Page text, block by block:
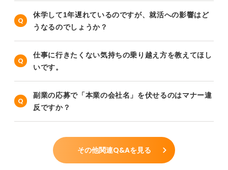
休学して1年遅れているのですが、就活への影響はど
うなるのでしょうか？
仕事に行きたくない気持ちの乗り越え方を教えてほし
いです。
副業の応募で「本業の会社名」を伏せるのはマナー違
反ですか？
その他関連Q&Aを見る